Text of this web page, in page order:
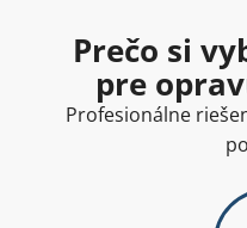
Prečo si
pre
Profesionálne